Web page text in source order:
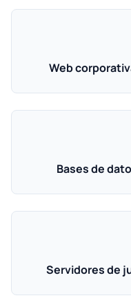
Web
Bases de
Servidores de